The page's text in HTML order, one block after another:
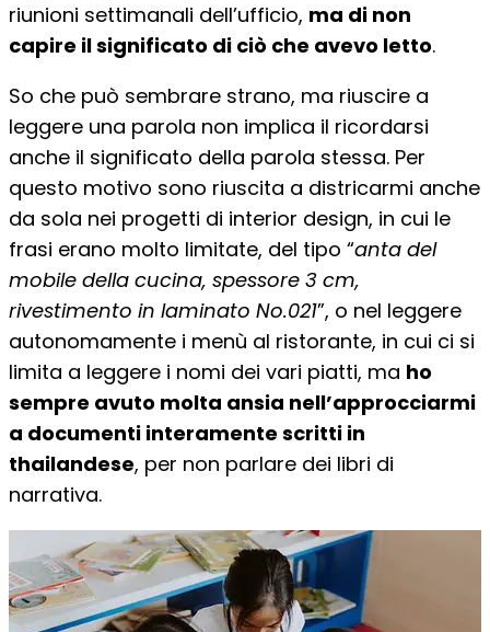
riunioni settimanali dell’ufficio, ma di non
capire il significato di ciò che avevo letto.
So che può sembrare strano, ma riuscire a
leggere una parola non implica il ricordarsi
anche il significato della parola stessa. Per
questo motivo sono riuscita a districarmi anche
da sola nei progetti di interior design, in cui le
frasi erano molto limitate, del tipo “anta del
mobile della cucina, spessore 3 cm,
rivestimento in laminato No.021”, o nel leggere
autonomamente i menù al ristorante, in cui ci si
limita a leggere i nomi dei vari piatti, ma ho
sempre avuto molta ansia nell’approcciarmi
a documenti interamente scritti in
thailandese, per non parlare dei libri di
narrativa.